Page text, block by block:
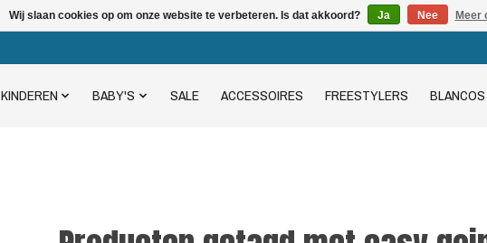
KINDEREN BABY'S SALE ACCESSOIRES FREESTYLERS BLANCOS
Wij slaan cookies op om onze website te verbeteren. Is dat akkoord? Ja Nee Meer